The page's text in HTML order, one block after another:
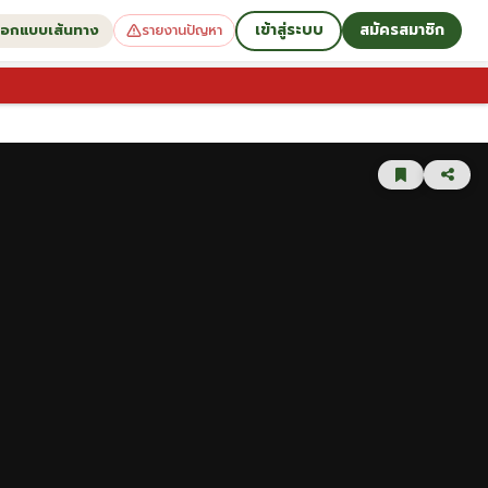
กแบบเส้นทาง รายงานปัญหา เข้าสู่ระบบ สมัครสมาชิก